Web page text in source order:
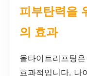
피부탄력을
의 효과
올타이트리프팅
효과적입니다. 나